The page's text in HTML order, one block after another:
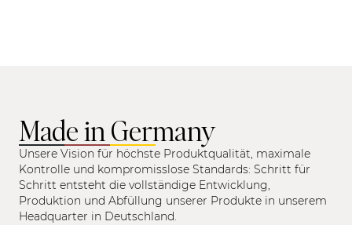
Made in Germany
Unsere Vision für höchste Produktqualität, maximale
Kontrolle und kompromisslose Standards: Schritt für
Schritt entsteht die vollständige Entwicklung,
Produktion und Abfüllung unserer Produkte in unserem
Headquarter in Deutschland.